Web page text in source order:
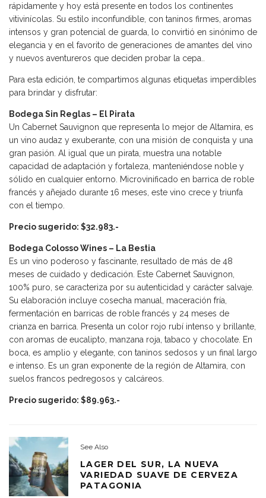
rápidamente y hoy está presente en todos los continentes
vitivinícolas. Su estilo inconfundible, con taninos firmes, aromas
intensos y gran potencial de guarda, lo convirtió en sinónimo de
elegancia y en el favorito de generaciones de amantes del vino
y nuevos aventureros que deciden probar la cepa..
Para esta edición, te compartimos algunas etiquetas imperdibles
para brindar y disfrutar:
Bodega Sin Reglas – El Pirata
Un Cabernet Sauvignon que representa lo mejor de Altamira, es
un vino audaz y exuberante, con una misión de conquista y una
gran pasión. Al igual que un pirata, muestra una notable
capacidad de adaptación y fortaleza, manteniéndose noble y
sólido en cualquier entorno. Microvinificado en barrica de roble
francés y añejado durante 16 meses, este vino crece y triunfa
con el tiempo.
Precio sugerido: $32.983.-
Bodega Colosso Wines – La Bestia
Es un vino poderoso y fascinante, resultado de más de 48
meses de cuidado y dedicación. Este Cabernet Sauvignon,
100% puro, se caracteriza por su autenticidad y carácter salvaje.
Su elaboración incluye cosecha manual, maceración fría,
fermentación en barricas de roble francés y 24 meses de
crianza en barrica. Presenta un color rojo rubí intenso y brillante,
con aromas de eucalipto, manzana roja, tabaco y chocolate. En
boca, es amplio y elegante, con taninos sedosos y un final largo
e intenso. Es un gran exponente de la región de Altamira, con
suelos francos pedregosos y calcáreos.
Precio sugerido: $89.963.-
See Also
LAGER DEL SUR, LA NUEVA
VARIEDAD SUAVE DE CERVEZA
PATAGONIA